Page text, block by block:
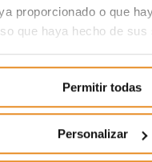
proporcionado o que
que haya hecho de sus
Permitir todas
Personalizar
las ventas
han mejorado
reduciendo
de deuda neta y
más nuestra posición
bien posicionados
de nuestro plan
nuestra posición